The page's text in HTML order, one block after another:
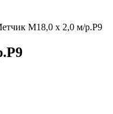
М18,0 х 2,0 м/р.Р9